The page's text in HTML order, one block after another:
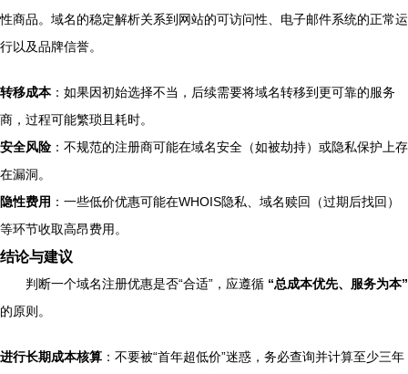
性商品。域名的稳定解析关系到网站的可访问性、电子邮件系统的正常运
行以及品牌信誉。
转移成本：如果因初始选择不当，后续需要将域名转移到更可靠的服务
商，过程可能繁琐且耗时。
安全风险 ：不规范的注册商可能在域名安全（如被劫持）或隐私保护上存
在漏洞。
隐性费用 ：一些低价优惠可能在WHOIS隐私、域名赎回（过期后找回）
等环节收取高昂费用。
结论与建议
判断一个域名注册优惠是否“合适”，应遵循 “总成本优先、服务为本”
的原则。
进行长期成本核算 ：不要被“首年超低价”迷惑，务必查询并计算至少三年